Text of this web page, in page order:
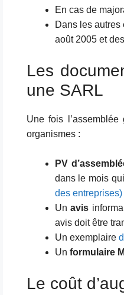
En cas de
Dans les
août 2005 et
Les
une SARL
Une fois
organismes :
PV
dans le mois
des entreprises)
Unavis
avis doit être
Un exemplaire
Un formulaire
Le coût